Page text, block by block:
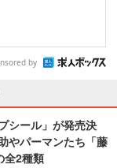
by
シール」が発売決
やパーマンたち「藤
全2種類